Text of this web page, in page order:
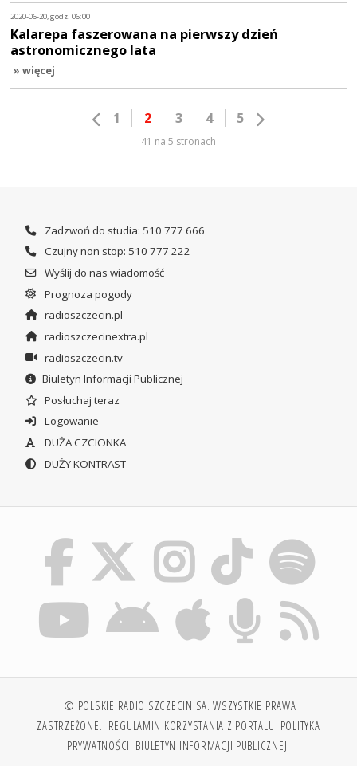
2020-06-20, godz. 06:00
Kalarepa faszerowana na pierwszy dzień
astronomicznego lata
» więcej
1 2 3 4 5
41 na 5 stronach
Zadzwoń do studia: 510 777 666
Czujny non stop: 510 777 222
Wyślij do nas wiadomość
Prognoza pogody
radioszczecin.pl
radioszczecinextra.pl
radioszczecin.tv
Biuletyn Informacji Publicznej
Posłuchaj teraz
Logowanie
DUŻA CZCIONKA
DUŻY KONTRAST
© POLSKIE RADIO SZCZECIN SA. WSZYSTKIE PRAWA
ZASTRZEŻONE. REGULAMIN KORZYSTANIA Z PORTALU POLITYKA
PRYWATNOŚCI BIULETYN INFORMACJI PUBLICZNEJ